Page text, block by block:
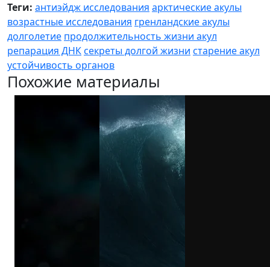
Теги: антиэйдж исследования арктические акулы
возрастные исследования гренландские акулы
долголетие продолжительность жизни акул
репарация ДНКсекреты долгой жизни старение акул
устойчивость органов
Похожие материалы